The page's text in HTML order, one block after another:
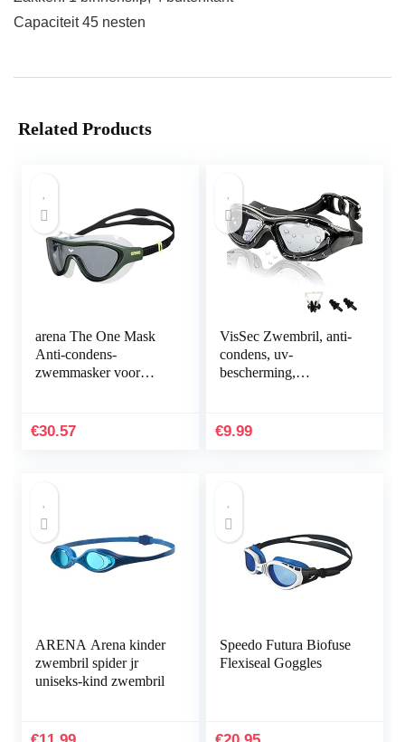
Capaciteit 45 nesten
Related Products
arena The One Mask
Anti-condens-
zwemmasker voor
glazen, uv-
€30.57
VisSec Zwembril, anti-
condens, uv-
bescherming,
gepolariseerde
€9.99
ARENA Arena kinder
zwembril spider jr
uniseks-kind zwembril
Speedo Futura Biofuse
Flexiseal Goggles